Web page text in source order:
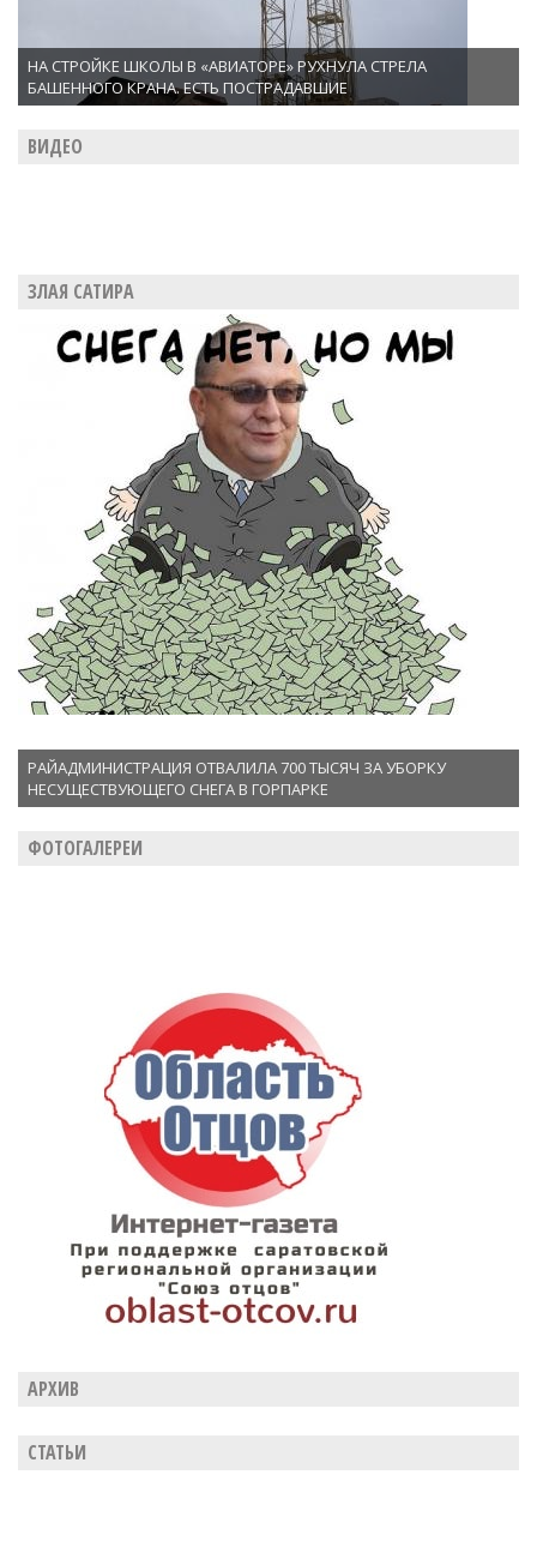
НА СТРОЙКЕ ШКОЛЫ В «АВИАТОРЕ» РУХНУЛА СТРЕЛА
БАШЕННОГО КРАНА. ЕСТЬ ПОСТРАДАВШИЕ
ВИДЕО
ЗЛАЯ САТИРА
РАЙАДМИНИСТРАЦИЯ ОТВАЛИЛА 700 ТЫСЯЧ ЗА УБОРКУ
НЕСУЩЕСТВУЮЩЕГО СНЕГА В ГОРПАРКЕ
ФОТОГАЛЕРЕИ
АРХИВ
СТАТЬИ